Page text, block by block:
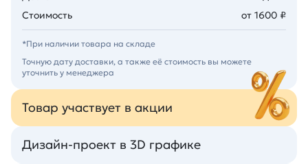
Стоимость
от 1600 ₽
*При наличии товара на складе
Точную дату доставки, а также её стоимость вы можете
уточнить у менеджера
Товар участвует в акции
Дизайн-проект в 3D графике